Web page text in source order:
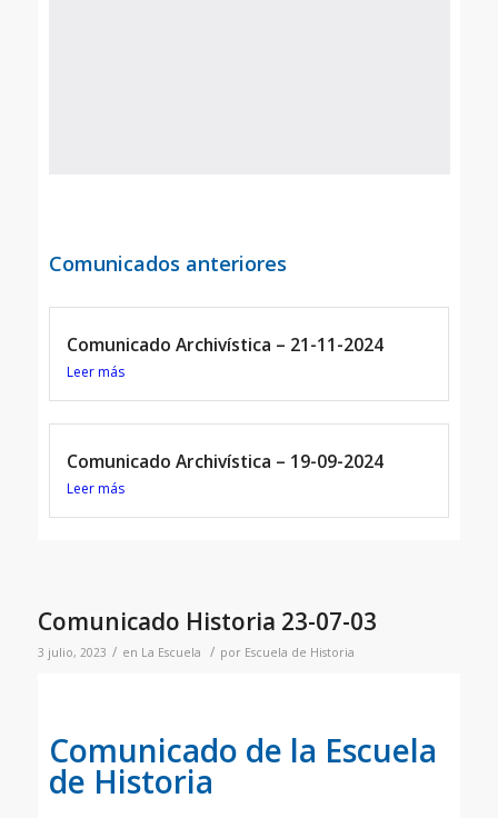
Comunicados anteriores
Comunicado Archivística – 21-11-2024
Leer más
Comunicado Archivística – 19-09-2024
Leer más
Comunicado Historia 23-07-03
3 julio, 2023 / en La Escuela / por Escuela de Historia
Comunicado de la Escuela
de Historia